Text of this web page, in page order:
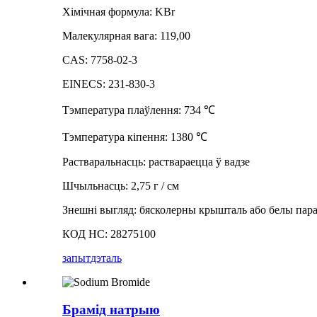
Хімічная формула: KBr
Малекулярная вага: 119,00
CAS: 7758-02-3
EINECS: 231-830-3
Тэмпература плаўлення: 734 ℃
Тэмпература кіпення: 1380 ℃
Растваральнасць: раствараецца ў вадзе
Шчыльнасць: 2,75 г / см
Знешні выгляд: бясколерны крышталь або белы
КОД НС: 28275100
запытдэталь
Брамід натрыю